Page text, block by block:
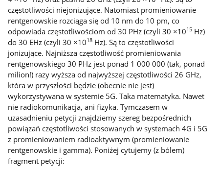
częstotliwości niejonizujące. Natomiast promieniowanie
rentgenowskie rozciąga się od 10 nm do 10 pm, co
odpowiada częstotliwościom od 30 PHz (czyli 30 ×1015 Hz)
do 30 EHz (czyli 30 ×1018 Hz). Są to częstotliwości
jonizujące. Najniższa częstotliwość promieniowania
rentgenowskiego 30 PHz jest ponad 1 000 000 (tak, ponad
milion!) razy wyższa od najwyższej częstotliwości 26 GHz,
która w przyszłości będzie (obecnie nie jest)
wykorzystywana w systemie 5G. Taka matematyka. Nawet
nie radiokomunikacja, ani fizyka. Tymczasem w
uzasadnieniu petycji znajdziemy szereg bezpośrednich
powiązań częstotliwości stosowanych w systemach 4G i 5G
z promieniowaniem radioaktywnym (promieniowanie
rentgenowskie i gamma). Poniżej cytujemy (z bólem)
fragment petycji: